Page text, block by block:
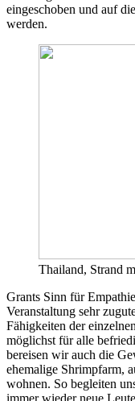
eingeschoben und auf
werden.
Thailand, Strand
Grants Sinn für
Veranstaltung sehr
Fähigkeiten der
möglichst für alle
bereisen wir auch die
ehemalige Shrimpfarm,
wohnen. So begleiten
immer wieder neue